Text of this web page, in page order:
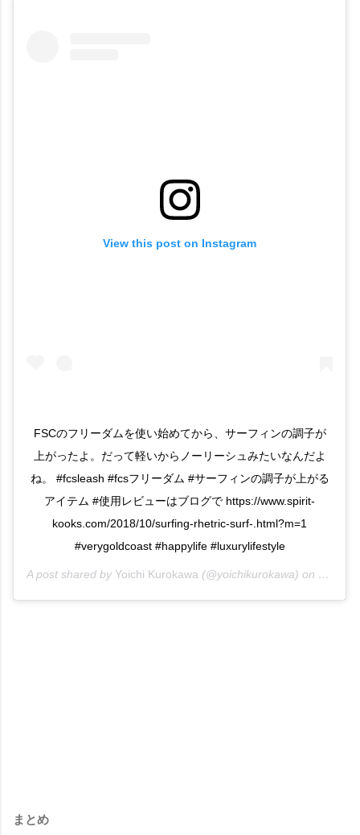
View this post on Instagram
FSCのフリーダムを使い始めてから、サーフィンの調子が
上がったよ。だって軽いからノーリーシュみたいなんだよ
ね。 #fcsleash #fcsフリーダム #サーフィンの調子が上がる
アイテム #使用レビューはブログで https://www.spirit-
kooks.com/2018/10/surfing-rhetric-surf-.html?m=1
#verygoldcoast #happylife #luxurylifestyle
A post shared by Yoichi Kurokawa (@yoichikurokawa) on Oct 6,
まとめ